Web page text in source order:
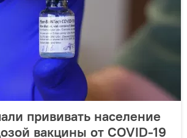
прививать население
вакцины от COVID-19